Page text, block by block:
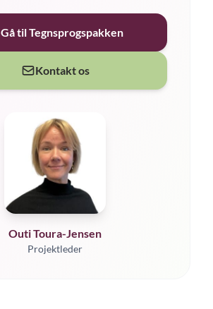
Gå til Tegnsprogspakken
Kontakt os
Outi Toura-Jensen
Projektleder